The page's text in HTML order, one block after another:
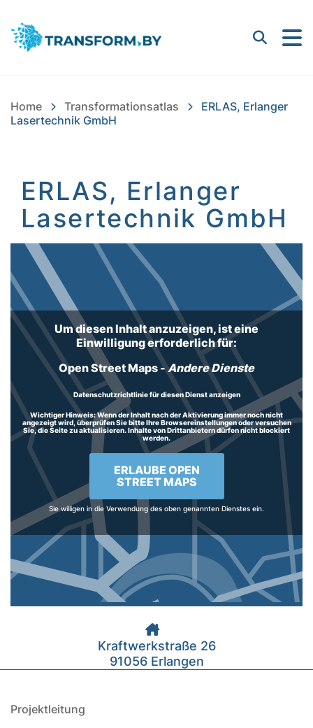
Bayern Innovativ GmbH
Suchen
Home Transformationsatlas
ERLAS, Erlanger
Lasertechnik GmbH
ERLAS, Erlanger
Lasertechnik GmbH
Inhalt
Um diesen Inhalt anzuzeigen, ist eine
Einwilligung erforderlich für:
Open Street Maps -Andere Dienste
Datenschutzrichtlinie für diesen Dienst anzeigen
Wichtiger Hinweis:Wenn der Inhalt nach der Aktivierung immer noch nicht
angezeigt wird, überprüfen Sie bitte Ihre Browsereinstellungen oder versuchen
Sie, die Seite zu aktualisieren. Inhalte von Drittanbietern dürfen nicht blockiert
werden.
ERLAUBE OPEN
STREET MAPS
Sie willigen in die Verwendung des oben genannten Dienstes ein.
Kraftwerkstraße 26
91056 Erlangen
Projektleitung